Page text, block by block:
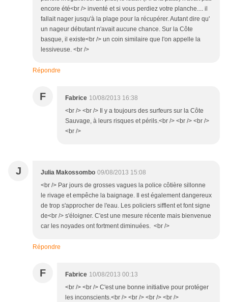
encore été<br /> inventé et si vous perdiez votre planche.... il
fallait nager jusqu'à la plage pour la récupérer. Autant dire qu'
un nageur débutant n'avait aucune chance. Sur la Côte
basque, il existe<br /> un coin similaire que l'on appelle la
lessiveuse. <br />
Répondre
F Fabrice 10/08/2013 16:38
<br /> <br /> Il y a toujours des surfeurs sur la Côte
Sauvage, à leurs risques et périls.<br /> <br /> <br />
<br />
J Julia Makossombo 09/08/2013 15:08
<br /> Par jours de grosses vagues la police côtière sillonne
le rivage et empêche la baignage. Il est également dangereux
de trop s'approcher de l'eau. Les policiers sifflent et font signe
de<br /> s'éloigner. C'est une mesure récente mais bienvenue
car les noyades ont fortment diminuées. <br />
Répondre
F Fabrice 10/08/2013 00:13
<br /> <br /> C'est une bonne initiative pour protéger
les inconscients.<br /> <br /> <br /> <br />